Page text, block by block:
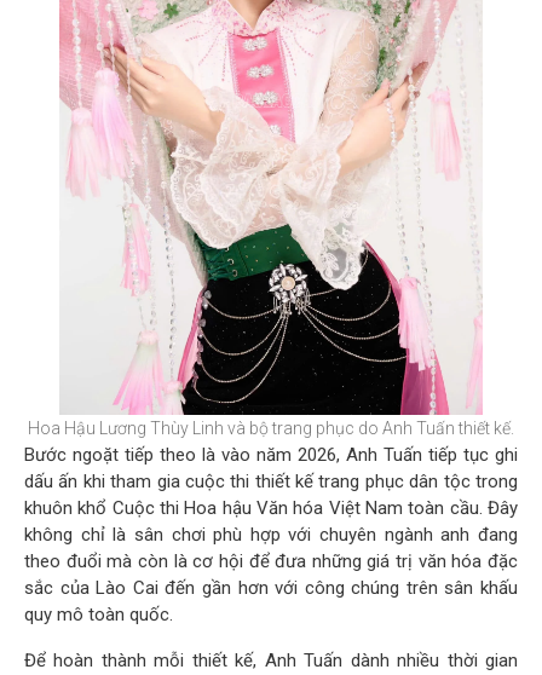
Hoa Hậu Lương Thùy Linh và bộ trang phục do Anh Tuấn thiết kế.
Bước ngoặt tiếp theo là vào năm 2026, Anh Tuấn tiếp tục ghi
dấu ấn khi tham gia cuộc thi thiết kế trang phục dân tộc trong
khuôn khổ Cuộc thi Hoa hậu Văn hóa Việt Nam toàn cầu. Đây
không chỉ là sân chơi phù hợp với chuyên ngành anh đang
theo đuổi mà còn là cơ hội để đưa những giá trị văn hóa đặc
sắc của Lào Cai đến gần hơn với công chúng trên sân khấu
quy mô toàn quốc.
Để hoàn thành mỗi thiết kế, Anh Tuấn dành nhiều thời gian